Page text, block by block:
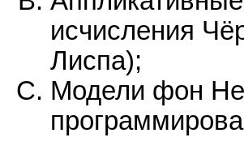
исчисления
Лиспа);
Модели фон